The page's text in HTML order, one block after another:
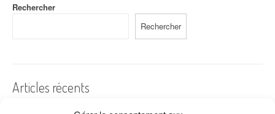
Rechercher
Rechercher
Articles récents